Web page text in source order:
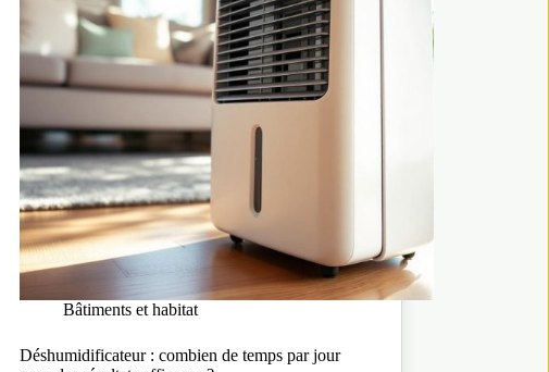
Bâtiments et habitat
Déshumidificateur : combien de temps par jour